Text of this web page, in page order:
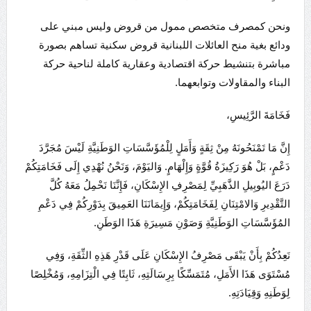
ونحن كمصرف متخصص ممول من قروض وليس مبني على
ودائع بغية منح العائلات اللبنانية قروض سكنية تساهم بصورة
مباشرة بتنشيط حركة اقتصادية وعقارية كاملة لناحية حركة
البناء والمقاولات وتوابعهما.
فَخَامَةَ الرَّئِيسِ،
إِنَّ مَا تَمْنَحُونَهُ مِنْ ثِقَةٍ وَأَمَلٍ لِلْمُؤَسَّسَاتِ الوَطَنِيَّةِ لَيْسَ مُجَرَّدَ
دَعْمٍ، بَلْ هُوَ رَكِيزَةُ قُوَّةٍ وَإِلْهَامٍ. وَاليَوْمَ، وَنَحْنُ نُهْدِي إِلَى فَخَامَتِكُمْ
دَرَعَ اليُوبِيلِ الذَّهَبِيِّ لِمَصْرِفِ الإِسْكَانِ، فَإِنَّنَا نَحْمِلُ مَعَهُ كُلَّ
التَّقْدِيرِ وَالامْتِنَانِ لِفَخَامَتِكُمْ، وَإِيمَانَنَا العَمِيقَ بِدَوْرِكُمْ فِي دَعْمِ
المُؤَسَّسَاتِ الوَطَنِيَّةِ وَصَوْنِ مَسِيرَةِ هَذَا الوَطَنِ.
نَعِدُكُمْ بِأَنْ يَبْقَى مَصْرِفُ الإِسْكَانِ عَلَى قَدْرِ هَذِهِ الثِّقَةِ، وَفِي
مُسْتَوَى هَذَا الأَمَلِ، مُتَمَسِّكًا بِرِسَالَتِهِ، ثَابِتًا فِي الْتِزَامِهِ، وَمُخْلِصًا
لِوَطَنِهِ وَقِيَادَتِهِ.